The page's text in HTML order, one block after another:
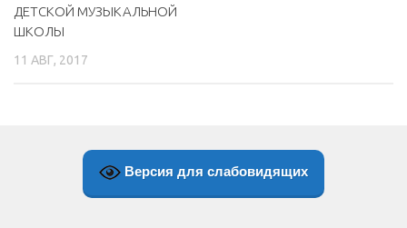
Независимая оценка качества
ДЕТСКОЙ МУЗЫКАЛЬНОЙ
ШКОЛЫ
11 АВГ, 2017
Версия для слабовидящих